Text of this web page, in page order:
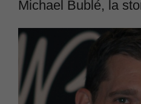
Michael Bublé, la